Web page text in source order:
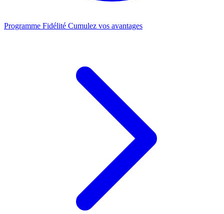
Programme Fidélité Cumulez vos avantages